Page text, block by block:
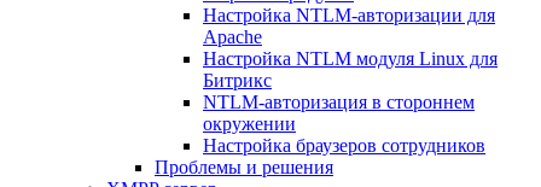
Настройка NTLM-авторизации для
Apache
Настройка NTLM модуля Linux для
Битрикс
NTLM-авторизация в стороннем
окружении
Настройка браузеров сотрудников
Проблемы и решения